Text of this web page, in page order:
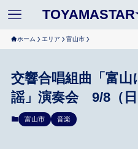
ホーム エリア 富山市
交響合唱組曲「富
謡」演奏会 9/8（日
富山市 音楽